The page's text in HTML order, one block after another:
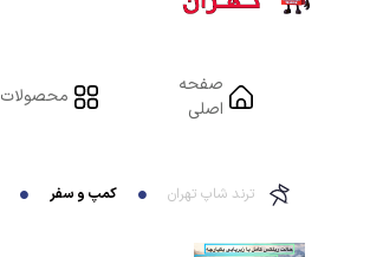
صفحه
اصلی
محصولات
ترند شاپ تهران کمپ و سفر